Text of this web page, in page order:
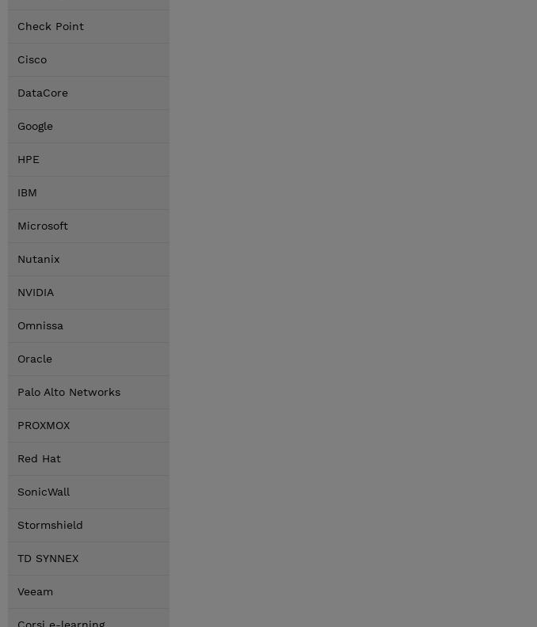
Check Point
Cisco
DataCore
Google
HPE
IBM
Microsoft
Nutanix
NVIDIA
Omnissa
Oracle
Palo Alto Networks
PROXMOX
Red Hat
SonicWall
Stormshield
TD SYNNEX
Veeam